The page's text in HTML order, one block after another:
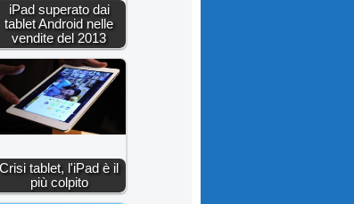
iPad superato dai
tablet Android nelle
vendite del 2013
Crisi tablet, l'iPad è il
più colpito